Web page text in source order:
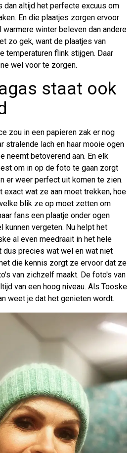
dan altijd het perfecte excuus om
En die plaatjes zorgen ervoor
warmere winter beleven dan andere
zo gek, want de plaatjes van
temperaturen flink stijgen. Daar
wel voor te zorgen.
staat ook
zou in een papieren zak er nog
stralende lach en haar mooie ogen
neemt betoverend aan. En elk
om in op de foto te gaan zorgt
er weer perfect uit komen te zien.
exact wat ze aan moet trekken, hoe
blik ze op moet zetten om
fans een plaatje onder ogen
kunnen vergeten. Nu helpt het
al even meedraait in het hele
dus precies wat wel en wat niet
die kennis zorgt ze ervoor dat ze
van zichzelf maakt. De foto's van
van een hoog niveau. Als Tooske
weet je dat het genieten wordt.